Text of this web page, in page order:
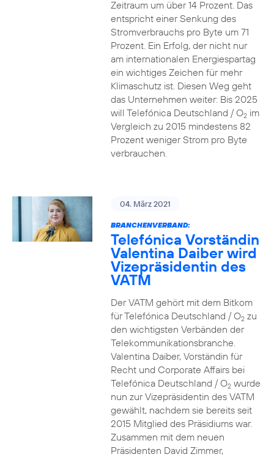
Zeitraum um über 14 Prozent. Das
entspricht einer Senkung des
Stromverbrauchs pro Byte um 71
Prozent. Ein Erfolg, der nicht nur
am internationalen Energiespartag
ein wichtiges Zeichen für mehr
Klimaschutz ist. Diesen Weg geht
das Unternehmen weiter: Bis 2025
will Telefónica Deutschland / O2im
Vergleich zu 2015 mindestens 82
Prozent weniger Strom pro Byte
verbrauchen.
04. März 2021
BRANCHENVERBAND:
Telefónica Vorständin
Valentina Daiber wird
Vizepräsidentin des
VATM
Der VATM gehört mit dem Bitkom
für Telefónica Deutschland / O2zu
den wichtigsten Verbänden der
Telekommunikationsbranche.
Valentina Daiber, Vorständin für
Recht und Corporate Affairs bei
Telefónica Deutschland / O2wurde
nun zur Vizepräsidentin des VATM
gewählt, nachdem sie bereits seit
2015 Mitglied des Präsidiums war.
Zusammen mit dem neuen
Präsidenten David Zimmer,